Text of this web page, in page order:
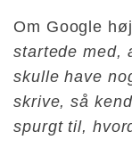
Om Google
startede med,
skulle have
skrive, så
spurgt til,